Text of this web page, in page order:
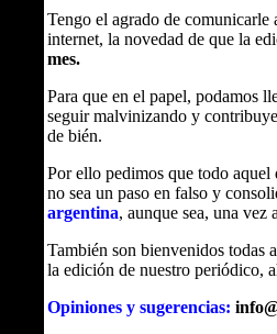
Tengo el agrado de comunicarle
internet, la novedad de que la
mes.
Para que en el papel, podamos
seguir malvinizando y
de bién.
Por ello pedimos que todo aquel
no sea un paso en falso y
argentina, aunque sea, una vez
También son bienvenidos todas
la edición de nuestro periódico,
Opiniones y sugerencias: